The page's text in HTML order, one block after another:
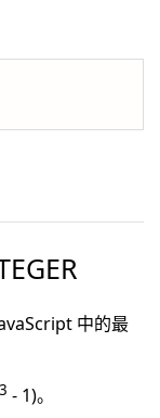
中的最
- 1)。